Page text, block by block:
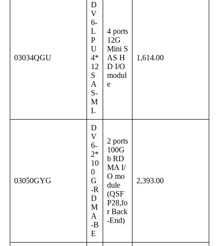
03034QGU
D
V
6-
L
P
U
4*
12
S
A
S-
M
L
4 ports
12G
Mini S
AS H
D I/O
modul
e
1,614.00
03050GYG
D
V
6-
2*
10
0
G
-R
D
M
A
-B
E
2 ports
100G
b RD
MA I/
O mo
dule
(QSF
P28,fo
r Back
-End)
2,393.00